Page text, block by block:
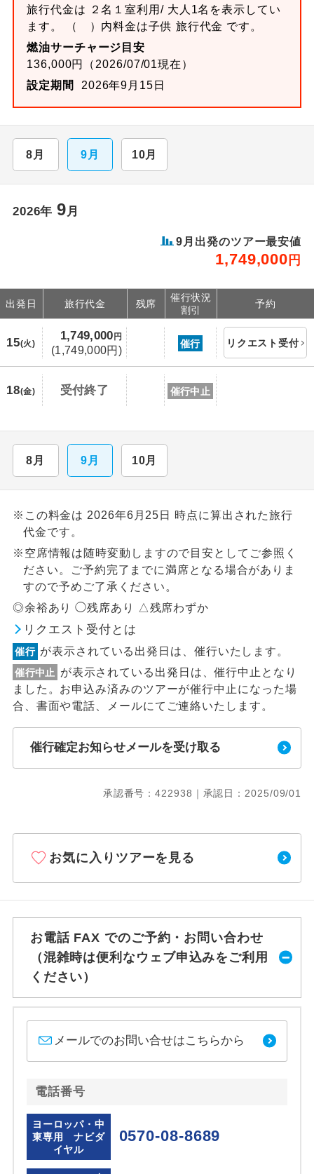
旅行代金は ２名１室利用/ 大人1名を表示してい
ます。 （ ）内料金は子供 旅行代金 です。
燃油サーチャージ目安
136,000円（2026/07/01現在）
設定期間
2026年9月15日
8月 9月 10月
2026年 9月
9月出発のツアー最安値
1,749,000 円
出発日 旅行代金 残席
催行状況
割引
予約
15(火)
1,749,000円
(1,749,000円)
催行 リクエスト受付
18(金) 受付終了 催行中止
8月 9月 10月
※この料金は 2026年6月25日 時点に算出された旅行
代金です。
※空席情報は随時変動しますので目安としてご参照く
ださい。ご予約完了までに満席となる場合がありま
すので予めご了承ください。
◎余裕あり ◯残席あり △残席わずか
リクエスト受付とは
催行 が表示されている出発日は、催行いたします。
催行中止
が表示されている出発日は、催行中止となり
ました。お申込み済みのツアーが催行中止になった場
合、書面や電話、メールにてご連絡いたします。
催行確定お知らせメールを受け取る
承認番号：422938｜承認日：2025/09/01
お気に入りツアーを見る
お電話 FAX でのご予約・お問い合わせ
（混雑時は便利なウェブ申込みをご利用
ください）
メールでのお問い合せはこちらから
電話番号
ヨーロッパ・中
東専用 ナビダ
イヤル
0570-08-8689